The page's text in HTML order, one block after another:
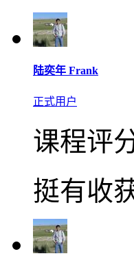
陆奕年 Frank
正式用户
课程评
挺有收